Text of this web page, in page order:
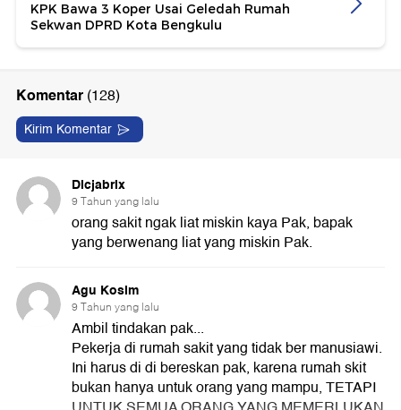
KPK Bawa 3 Koper Usai Geledah Rumah
Sekwan DPRD Kota Bengkulu